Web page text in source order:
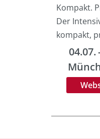
Kompakt.
Der
kompakt,
04.07.